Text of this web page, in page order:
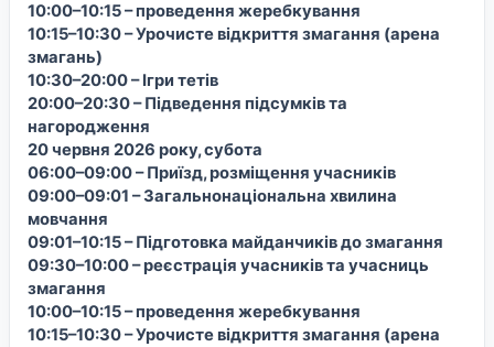
10:00–10:15 – проведення жеребкування
10:15–10:30 – Урочисте відкриття змагання (арена
змагань)
10:30–20:00 – Ігри тетів
20:00–20:30 – Підведення підсумків та
нагородження
20 червня 2026 року, субота
06:00–09:00 – Приїзд, розміщення учасників
09:00–09:01 – Загальнонаціональна хвилина
мовчання
09:01–10:15 – Підготовка майданчиків до змагання
09:30–10:00 – реєстрація учасників та учасниць
змагання
10:00–10:15 – проведення жеребкування
10:15–10:30 – Урочисте відкриття змагання (арена